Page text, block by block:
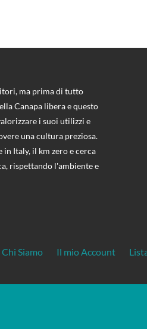
ma prima di tutto
Canapa libera e questo
i suoi utilizzi e
una cultura preziosa.
Italy, il km zero e cerca
rispettando l'ambiente e
Chi Siamo Il mio Account